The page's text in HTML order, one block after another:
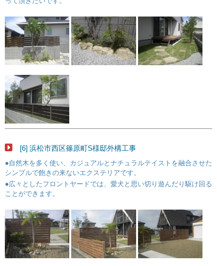
[6] 浜松市西区篠原町S様邸外構工事
●自然木を多く使い、カジュアルとナチュラルテイストを融合させた
シンプルで飽きの来ないエクステリアです。
●広々としたフロントヤードでは、愛犬と思い切り遊んだり駆け回る
ことができます。